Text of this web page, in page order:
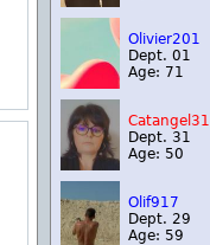
Olivier201
Dept. 01
Age: 71
Catangel31
Dept. 31
Age: 50
Olif917
Dept. 29
Age: 59